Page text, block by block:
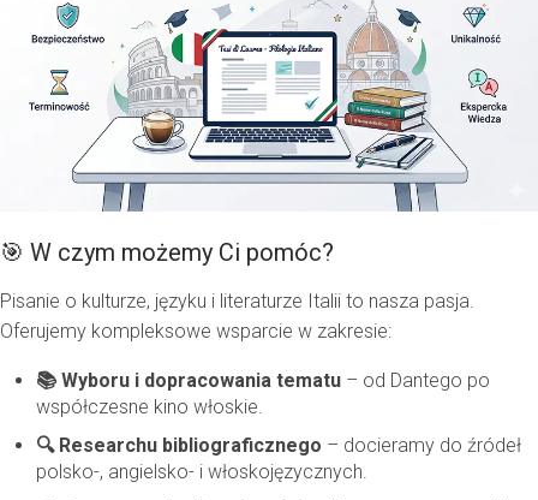
🎯 W czym możemy Ci pomóc?
Pisanie o kulturze, języku i literaturze Italii to nasza pasja.
Oferujemy kompleksowe wsparcie w zakresie:
📚 Wyboru i dopracowania tematu – od Dantego po
współczesne kino włoskie.
🔍 Researchu bibliograficznego – docieramy do źródeł
polsko-, angielsko- i włoskojęzycznych.